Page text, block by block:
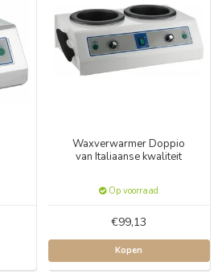
Waxverwarmer Doppio
van Italiaanse kwaliteit
Op voorraad
€99,13
Kopen